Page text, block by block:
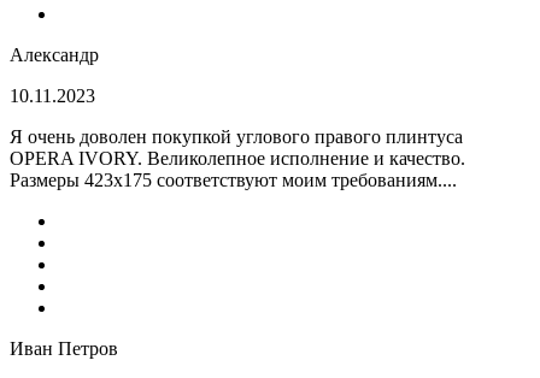
Александр
10.11.2023
Я очень доволен покупкой углового правого плинтуса
OPERA IVORY. Великолепное исполнение и качество.
Размеры 423х175 соответствуют моим требованиям....
Иван Петров